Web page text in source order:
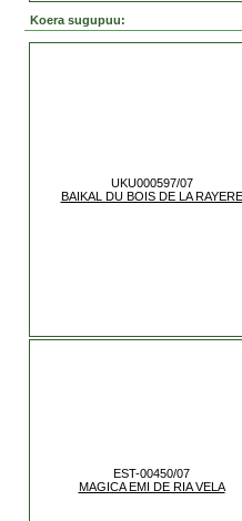
Koera sugupuu:
UKU000597/07
BAIKAL DU BOIS DE LA RAYERE
EST-00450/07
MAGICA EMI DE RIA VELA